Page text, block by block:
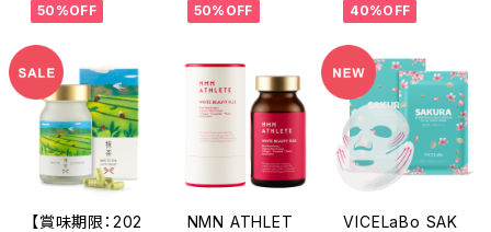
T 120粒／日本
以上NMN1200
0㎎・イヌリン含
有
50%OFF
T100粒／日本
0㎎＆イヌリン含
有
50%OFF
60粒
40%OFF
【賞味期限：202
NMN ATHLET
VICELaBo SAK